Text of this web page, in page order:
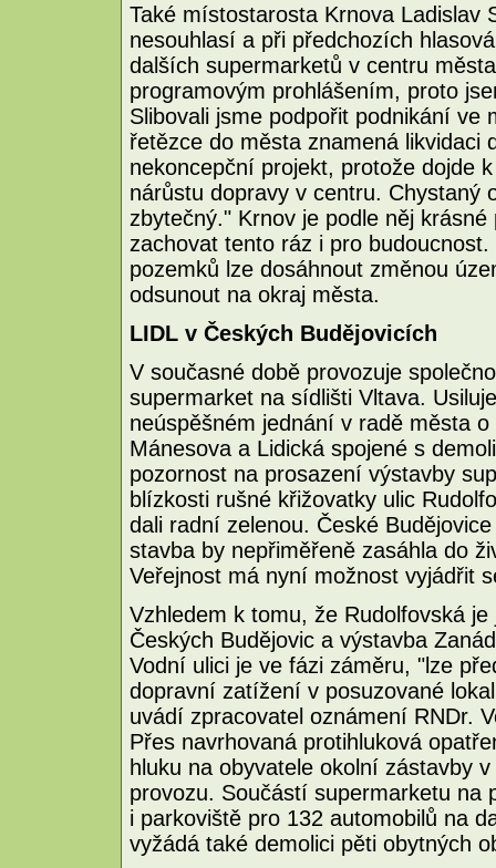
Také místostarosta Krnova Ladislav
nesouhlasí a při předchozích
dalších supermarketů v centru
programovým prohlášením, proto
Slibovali jsme podpořit podnikání
řetězce do města znamená likvidaci
nekoncepční projekt, protože dojde
nárůstu dopravy v centru. Chystaný
zbytečný." Krnov je podle něj
zachovat tento ráz i pro
pozemků lze dosáhnout změnou
odsunout na okraj města.
LIDL v Českých Budějovicích
V současné době provozuje
supermarket na sídlišti Vltava.
neúspěšném jednání v radě města
Mánesova a Lidická spojené s
pozornost na prosazení výstavby
blízkosti rušné křižovatky ulic
dali radní zelenou. České
stavba by nepřiměřeně zasáhla do
Veřejnost má nyní možnost vyjádřit
Vzhledem k tomu, že Rudolfovská
Českých Budějovic a výstavba
Vodní ulici je ve fázi záměru, "lze
dopravní zatížení v posuzované
uvádí zpracovatel oznámení RNDr.
Přes navrhovaná protihluková
hluku na obyvatele okolní zástavby
provozu. Součástí supermarketu na
i parkoviště pro 132 automobilů na
vyžádá také demolici pěti obytných